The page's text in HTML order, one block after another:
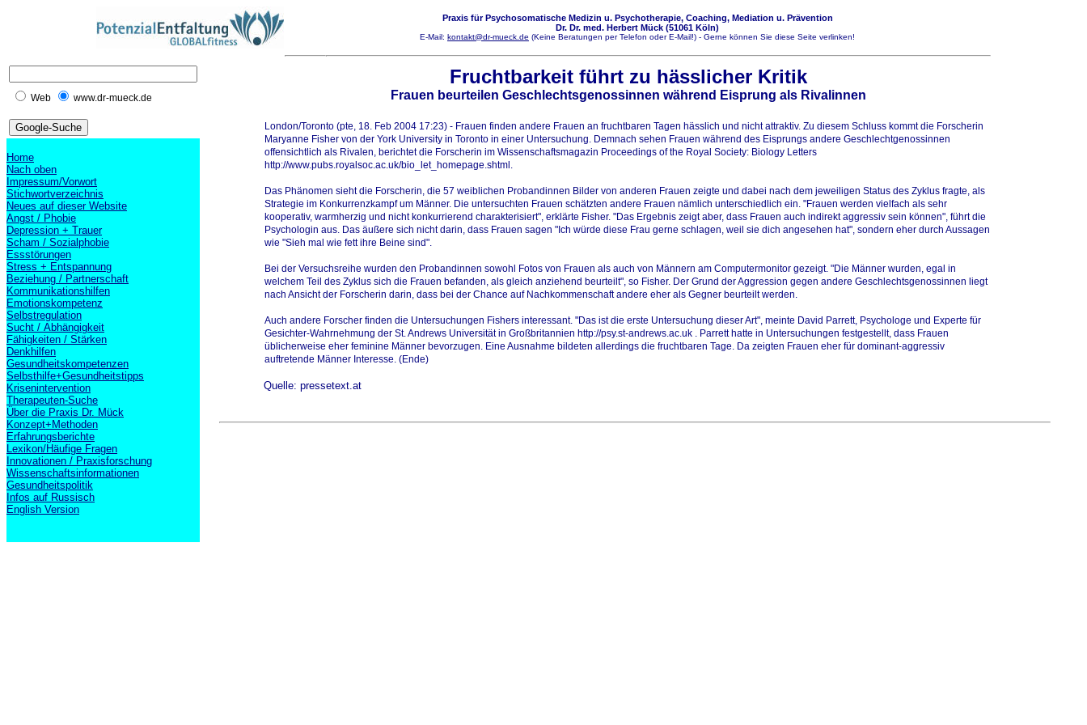
Praxis für Psychosomatische Medizin u. Psychotherapie, Coaching, Mediation u. Prävention
Dr. Dr. med. Herbert Mück (51061 Köln)
E-Mail: kontakt@dr-mueck.de (Keine Beratungen per Telefon oder E-Mail!) - Gerne können Sie diese Seite verlinken!
Web www.dr-mueck.de
Home
Nach oben
Impressum/Vorwort
Stichwortverzeichnis
Neues auf dieser Website
Angst / Phobie
Depression + Trauer
Scham / Sozialphobie
Essstörungen
Stress + Entspannung
Beziehung / Partnerschaft
Kommunikationshilfen
Emotionskompetenz
Selbstregulation
Sucht / Abhängigkeit
Fähigkeiten / Stärken
Denkhilfen
Gesundheitskompetenzen
Selbsthilfe+Gesundheitstipps
Krisenintervention
Therapeuten-Suche
Über die Praxis Dr. Mück
Konzept+Methoden
Erfahrungsberichte
Lexikon/Häufige Fragen
Innovationen / Praxisforschung
Wissenschaftsinformationen
Gesundheitspolitik
Infos auf Russisch
English Version
Fruchtbarkeit führt zu hässlicher Kritik
Frauen beurteilen Geschlechtsgenossinnen während Eisprung als Rivalinnen
London/Toronto (pte, 18. Feb 2004 17:23) - Frauen finden andere Frauen an fruchtbaren Tagen hässlich und nicht attraktiv. Zu diesem Schluss kommt die Forscherin
Maryanne Fisher von der York University in Toronto in einer Untersuchung. Demnach sehen Frauen während des Eisprungs andere Geschlechtgenossinnen
offensichtlich als Rivalen, berichtet die Forscherin im Wissenschaftsmagazin Proceedings of the Royal Society: Biology Letters
http://www.pubs.royalsoc.ac.uk/bio_let_homepage.shtml .
Das Phänomen sieht die Forscherin, die 57 weiblichen Probandinnen Bilder von anderen Frauen zeigte und dabei nach dem jeweiligen Status des Zyklus fragte, als
Strategie im Konkurrenzkampf um Männer. Die untersuchten Frauen schätzten andere Frauen nämlich unterschiedlich ein. "Frauen werden vielfach als sehr
kooperativ, warmherzig und nicht konkurrierend charakterisiert", erklärte Fisher. "Das Ergebnis zeigt aber, dass Frauen auch indirekt aggressiv sein können", führt die
Psychologin aus. Das äußere sich nicht darin, dass Frauen sagen "Ich würde diese Frau gerne schlagen, weil sie dich angesehen hat", sondern eher durch Aussagen
wie "Sieh mal wie fett ihre Beine sind".
Bei der Versuchsreihe wurden den Probandinnen sowohl Fotos von Frauen als auch von Männern am Computermonitor gezeigt. "Die Männer wurden, egal in
welchem Teil des Zyklus sich die Frauen befanden, als gleich anziehend beurteilt", so Fisher. Der Grund der Aggression gegen andere Geschlechtsgenossinnen liegt
nach Ansicht der Forscherin darin, dass bei der Chance auf Nachkommenschaft andere eher als Gegner beurteilt werden.
Auch andere Forscher finden die Untersuchungen Fishers interessant. "Das ist die erste Untersuchung dieser Art", meinte David Parrett, Psychologe und Experte für
Gesichter-Wahrnehmung der St. Andrews Universität in Großbritannien http://psy.st-andrews.ac.uk . Parrett hatte in Untersuchungen festgestellt, dass Frauen
üblicherweise eher feminine Männer bevorzugen. Eine Ausnahme bildeten allerdings die fruchtbaren Tage. Da zeigten Frauen eher für dominant-aggressiv
auftretende Männer Interesse. (Ende)
Quelle: pressetext.at